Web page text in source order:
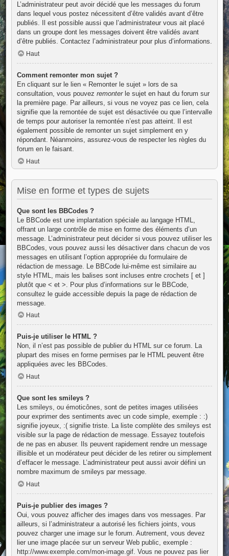
L’administrateur peut avoir décidé que les messages du forum
dans lequel vous postez nécessitent d’être validés avant d’être
publiés. Il est possible aussi que l’administrateur vous ait placé
dans un groupe dont les messages doivent être validés avant
d’être publiés. Contactez l’administrateur pour plus d’informations.
Haut
Comment remonter mon sujet ?
En cliquant sur le lien « Remonter le sujet » lors de sa
consultation, vous pouvez remonterle sujet en haut du forum sur
la première page. Par ailleurs, si vous ne voyez pas ce lien, cela
signifie que la remontée de sujet est désactivée ou que l’intervalle
de temps pour autoriser la remontée n’est pas atteint. Il est
également possible de remonter un sujet simplement en y
répondant. Néanmoins, assurez-vous de respecter les règles du
forum en le faisant.
Haut
Mise en forme et types de sujets
Que sont les BBCodes ?
Le BBCode est une implantation spéciale au langage HTML,
offrant un large contrôle de mise en forme des éléments d’un
message. L’administrateur peut décider si vous pouvez utiliser les
BBCodes, vous pouvez aussi les désactiver dans chacun de vos
messages en utilisant l’option appropriée du formulaire de
rédaction de message. Le BBCode lui-même est similaire au
style HTML, mais les balises sont incluses entre crochets [ et ]
plutôt que < et >. Pour plus d’informations sur le BBCode,
consultez le guide accessible depuis la page de rédaction de
message.
Haut
Puis-je utiliser le HTML ?
Non, il n’est pas possible de publier du HTML sur ce forum. La
plupart des mises en forme permises par le HTML peuvent être
appliquées avec les BBCodes.
Haut
Que sont les smileys ?
Les smileys, ou émoticônes, sont de petites images utilisées
pour exprimer des sentiments avec un code simple, exemple : :)
signifie joyeux, :( signifie triste. La liste complète des smileys est
visible sur la page de rédaction de message. Essayez toutefois
de ne pas en abuser. Ils peuvent rapidement rendre un message
illisible et un modérateur peut décider de les retirer ou simplement
d’effacer le message. L’administrateur peut aussi avoir défini un
nombre maximum de smileys par message.
Haut
Puis-je publier des images ?
Oui, vous pouvez afficher des images dans vos messages. Par
ailleurs, si l’administrateur a autorisé les fichiers joints, vous
pouvez charger une image sur le forum. Autrement, vous devez
lier une image placée sur un serveur Web public, exemple :
http://www.exemple.com/mon-image.gif. Vous ne pouvez pas lier